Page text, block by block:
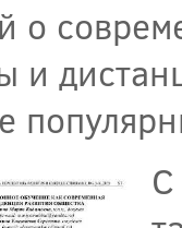
о
и
С